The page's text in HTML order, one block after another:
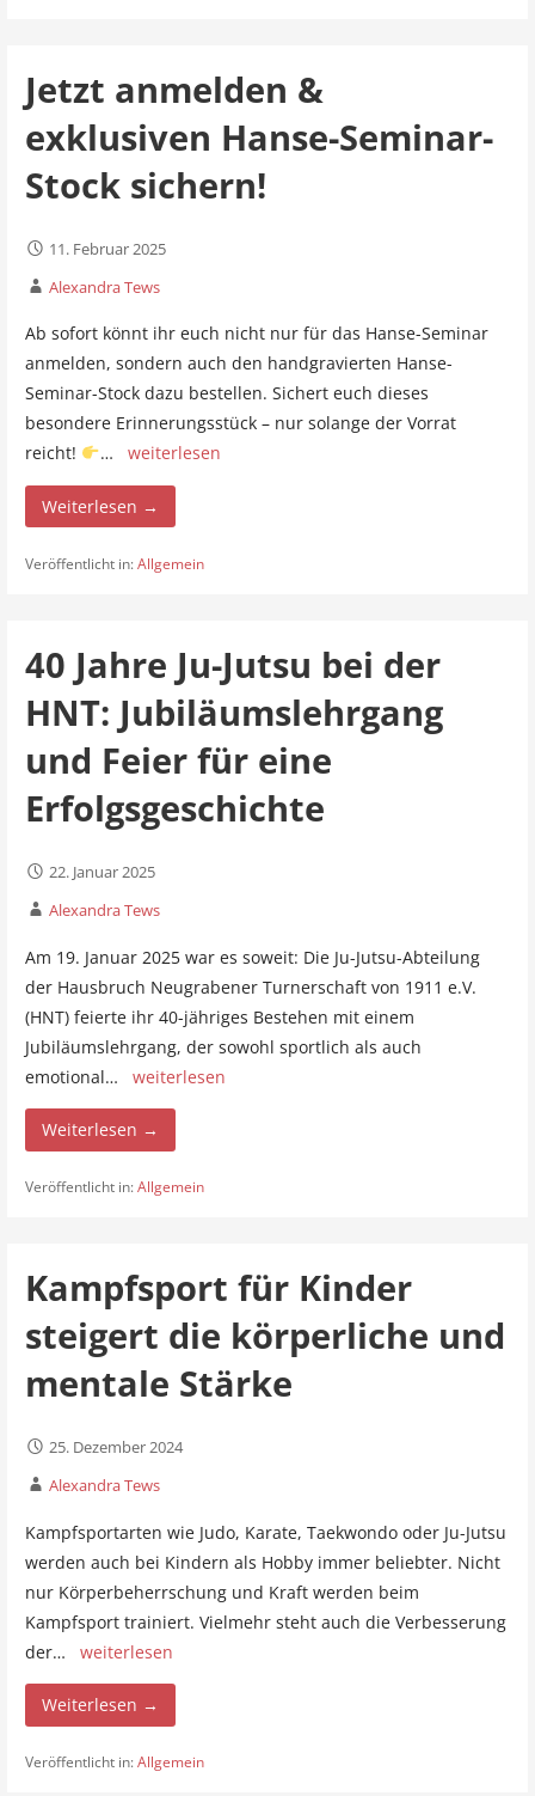
Jetzt anmelden &
exklusiven Hanse-Seminar-
Stock sichern!
11. Februar 2025
Alexandra Tews
Ab sofort könnt ihr euch nicht nur für das Hanse-Seminar
anmelden, sondern auch den handgravierten Hanse-
Seminar-Stock dazu bestellen. Sichert euch dieses
besondere Erinnerungsstück – nur solange der Vorrat
reicht!
… weiterlesen
Weiterlesen →
Veröffentlicht in:Allgemein
40 Jahre Ju-Jutsu bei der
HNT: Jubiläumslehrgang
und Feier für eine
Erfolgsgeschichte
22. Januar 2025
Alexandra Tews
Am 19. Januar 2025 war es soweit: Die Ju-Jutsu-Abteilung
der Hausbruch Neugrabener Turnerschaft von 1911 e.V.
(HNT) feierte ihr 40-jähriges Bestehen mit einem
Jubiläumslehrgang, der sowohl sportlich als auch
emotional… weiterlesen
Weiterlesen →
Veröffentlicht in:Allgemein
Kampfsport für Kinder
steigert die körperliche und
mentale Stärke
25. Dezember 2024
Alexandra Tews
Kampfsportarten wie Judo, Karate, Taekwondo oder Ju-Jutsu
werden auch bei Kindern als Hobby immer beliebter. Nicht
nur Körperbeherrschung und Kraft werden beim
Kampfsport trainiert. Vielmehr steht auch die Verbesserung
der… weiterlesen
Weiterlesen →
Veröffentlicht in:Allgemein